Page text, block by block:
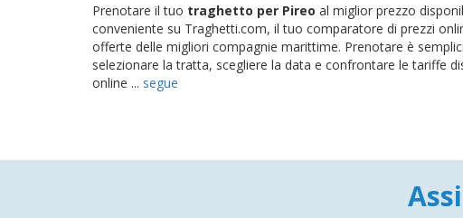
Prenotare il tuo traghetto per Pireo al miglior prezzo
conveniente su Traghetti.com, il tuo comparatore di prezzi
offerte delle migliori compagnie marittime. Prenotare è
selezionare la tratta, scegliere la data e confrontare le tariffe
online ... segue